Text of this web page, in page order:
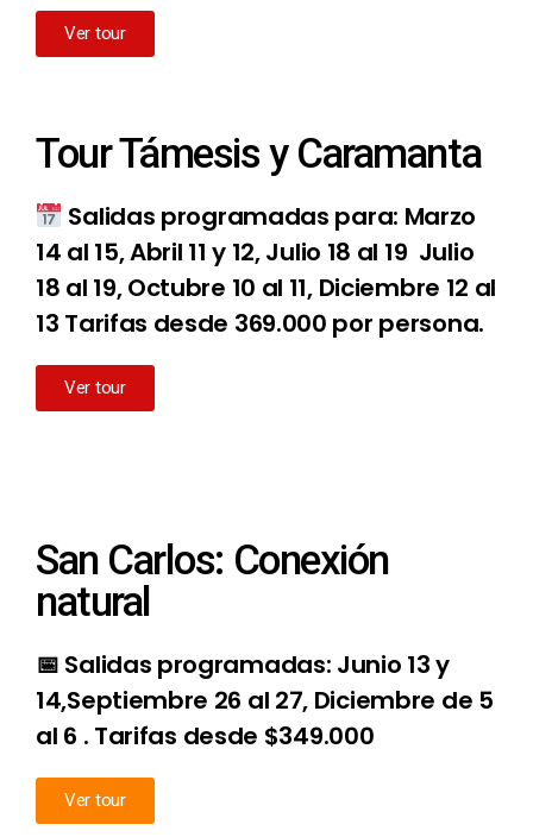
Ver tour
Tour Támesis y Caramanta
Salidas programadas para: Marzo
14 al 15, Abril 11 y 12, Julio 18 al 19 Julio
18 al 19, Octubre 10 al 11, Diciembre 12 al
13 Tarifas desde 369.000 por persona.
Ver tour
San Carlos: Conexión
natural
📅 Salidas programadas: Junio 13 y
14,Septiembre 26 al 27, Diciembre de 5
al 6 . Tarifas desde $349.000
Ver tour